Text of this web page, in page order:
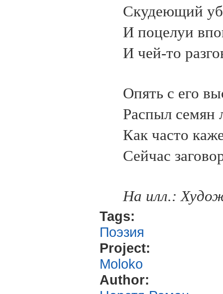
Скудеющий
И поцелуи
И чей-то
Опять с его
Распыл семян
Как часто
Сейчас
На илл.:
Tags:
Поэзия
Project:
Moloko
Author: